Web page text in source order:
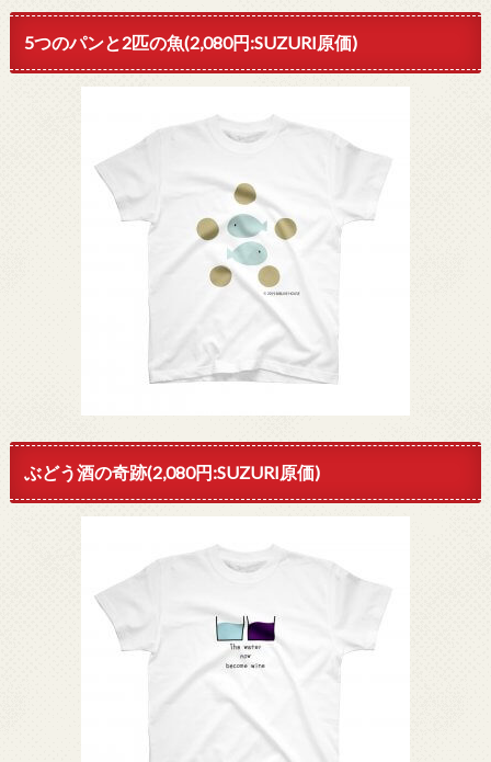
5つのパンと2匹の魚(2,080円:SUZURI原価)
ぶどう酒の奇跡(2,080円:SUZURI原価)